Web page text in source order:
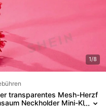
1/8
transparentes Mesh-Herzf
Neckholder Mini-Kl